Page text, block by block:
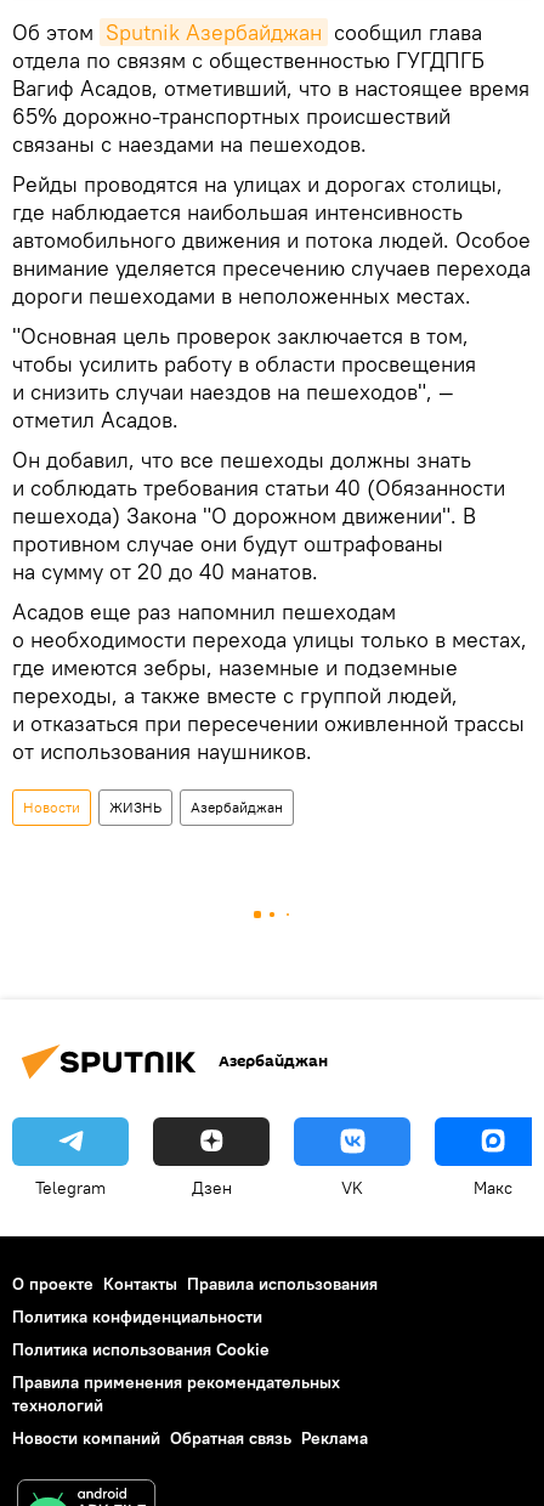
Об этом Sputnik Азербайджан сообщил глава
отдела по связям с общественностью ГУГДПГБ
Вагиф Асадов, отметивший, что в настоящее время
65% дорожно-транспортных происшествий
связаны с наездами на пешеходов.
Рейды проводятся на улицах и дорогах столицы,
где наблюдается наибольшая интенсивность
автомобильного движения и потока людей. Особое
внимание уделяется пресечению случаев перехода
дороги пешеходами в неположенных местах.
"Основная цель проверок заключается в том,
чтобы усилить работу в области просвещения
и снизить случаи наездов на пешеходов", —
отметил Асадов.
Он добавил, что все пешеходы должны знать
и соблюдать требования статьи 40 (Обязанности
пешехода) Закона "О дорожном движении". В
противном случае они будут оштрафованы
на сумму от 20 до 40 манатов.
Асадов еще раз напомнил пешеходам
о необходимости перехода улицы только в местах,
где имеются зебры, наземные и подземные
переходы, а также вместе с группой людей,
и отказаться при пересечении оживленной трассы
от использования наушников.
Новости ЖИЗНЬ Азербайджан
Азербайджан
Telegram Дзен VK Макс
О проекте Контакты Правила использования
Политика конфиденциальности
Политика использования Cookie
Правила применения рекомендательных
технологий
Новости компаний Обратная связь Реклама